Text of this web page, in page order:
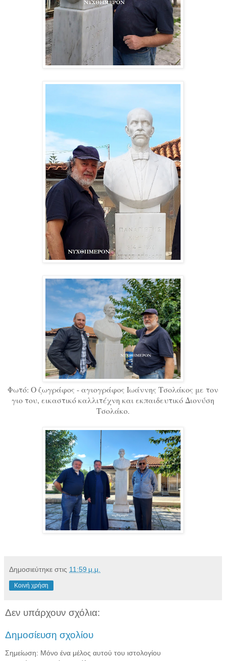
Φωτό: Ο ζωγράφος - αγιογράφος Ιωάννης Τσολάκος με τον
γιο του, εικαστικό καλλιτέχνη και εκπαιδευτικό Διονύση
Τσολάκο.
Δημοσιεύτηκε στις 11:59 μ.μ.
Κοινή χρήση
Δεν υπάρχουν σχόλια:
Δημοσίευση σχολίου
Σημείωση: Μόνο ένα μέλος αυτού του ιστολογίου